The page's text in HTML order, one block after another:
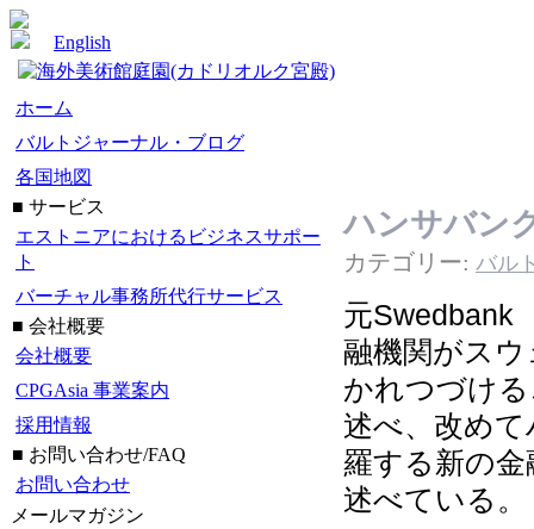
English
ホーム
バルトジャーナル・ブログ
各国地図
■ サービス
エストニアにおけるビジネスサポー
ト
バーチャル事務所代行サービス
■ 会社概要
会社概要
CPGAsia 事業案内
採用情報
■ お問い合わせ/FAQ
お問い合わせ
メールマガジン
ハンサバン
カテゴリー: バル
元Swedbank
融機関がス
かれつづけ
述べ、改め
羅する新の
述べている。